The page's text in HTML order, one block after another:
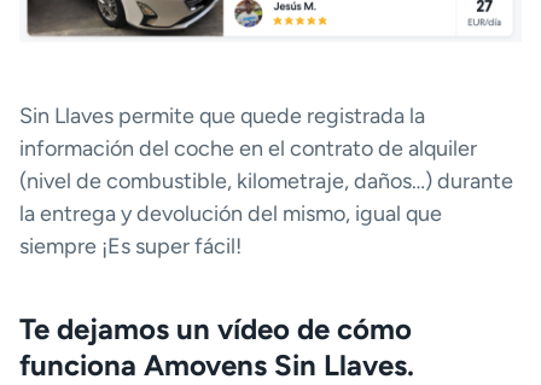
Sin Llaves permite que quede registrada la
información del coche en el contrato de alquiler
(nivel de combustible, kilometraje, daños…) durante
la entrega y devolución del mismo, igual que
siempre ¡Es super fácil!
Te dejamos un vídeo de cómo
funciona Amovens Sin Llaves.